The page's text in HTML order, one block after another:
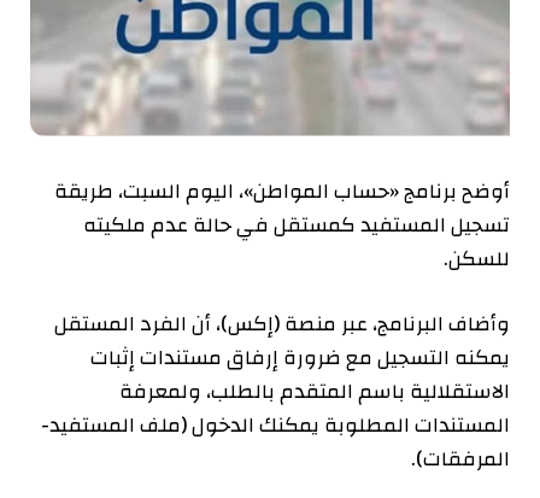
أوضح برنامج «حساب المواطن»، اليوم السبت، طريقة
تسجيل المستفيد كمستقل في حالة عدم ملكيته
للسكن.
وأضاف البرنامج، عبر منصة (إكس)، أن الفرد المستقل
يمكنه التسجيل مع ضرورة إرفاق مستندات إثبات
الاستقلالية باسم المتقدم بالطلب، ولمعرفة
المستندات المطلوبة يمكنك الدخول (ملف المستفيد-
المرفقات).